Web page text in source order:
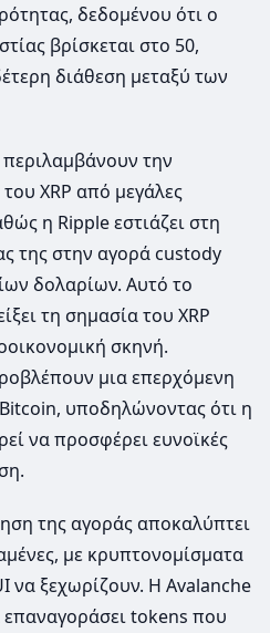
δεδομένου ότι ο
βρίσκεται στο 50,
διάθεση μεταξύ των
περιλαμβάνουν την
XRP από μεγάλες
η Ripple εστιάζει στη
της στην αγορά custody
δολαρίων. Αυτό το
τη σημασία του XRP
σκηνή.
μια επερχόμενη
υποδηλώνοντας ότι η
να προσφέρει ευνοϊκές
της αγοράς αποκαλύπτει
με κρυπτονομίσματα
να ξεχωρίζουν. Η Avalanche
επαναγοράσει tokens που